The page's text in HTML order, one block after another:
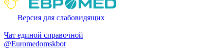
Версия для слабовидящих
Чат единой справочной
@Euromedomskbot